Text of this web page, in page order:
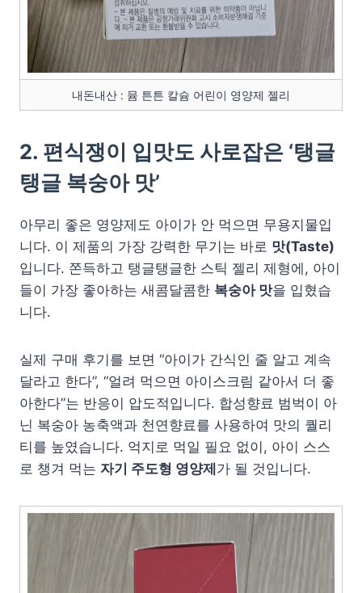
내돈내산 : 뮴 튼튼 칼슘 어린이 영양제 젤리
2. 편식쟁이 입맛도 사로잡은 ‘탱글
탱글 복숭아 맛’
아무리 좋은 영양제도 아이가 안 먹으면 무용지물입
니다. 이 제품의 가장 강력한 무기는 바로 맛(Taste)
입니다. 쫀득하고 탱글탱글한 스틱 젤리 제형에, 아이
들이 가장 좋아하는 새콤달콤한 복숭아 맛을 입혔습
니다.
실제 구매 후기를 보면 “아이가 간식인 줄 알고 계속
달라고 한다”, “얼려 먹으면 아이스크림 같아서 더 좋
아한다”는 반응이 압도적입니다. 합성향료 범벅이 아
닌 복숭아 농축액과 천연향료를 사용하여 맛의 퀄리
티를 높였습니다. 억지로 먹일 필요 없이, 아이 스스
로 챙겨 먹는 자기 주도형 영양제 가 될 것입니다.